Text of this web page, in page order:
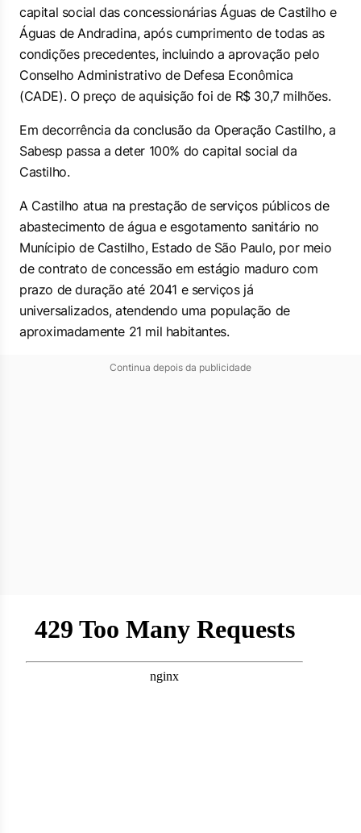
capital social das concessionárias Águas de Castilho e
Águas de Andradina, após cumprimento de todas as
condições precedentes, incluindo a aprovação pelo
Conselho Administrativo de Defesa Econômica
(CADE). O preço de aquisição foi de R$ 30,7 milhões.
Em decorrência da conclusão da Operação Castilho, a
Sabesp passa a deter 100% do capital social da
Castilho.
A Castilho atua na prestação de serviços públicos de
abastecimento de água e esgotamento sanitário no
Munícipio de Castilho, Estado de São Paulo, por meio
de contrato de concessão em estágio maduro com
prazo de duração até 2041 e serviços já
universalizados, atendendo uma população de
aproximadamente 21 mil habitantes.
Continua depois da publicidade